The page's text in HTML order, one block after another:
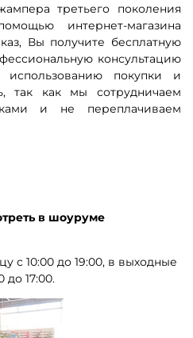
третьего поколения
интернет-магазина
Вы получите бесплатную
консультацию
покупки и
так как мы сотрудничаем
и не переплачиваем
в шоуруме
с 10:00 до 19:00, в выходные
до 17:00.